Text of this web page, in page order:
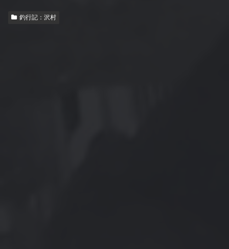
釣行記：沢村